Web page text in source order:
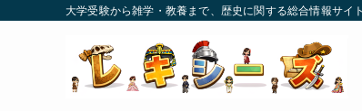
大学受験から雑学・教養まで、歴史に関する総合情報サイト